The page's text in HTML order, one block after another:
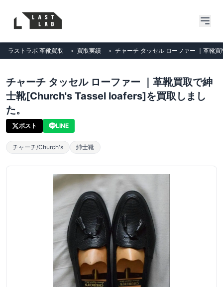
ラストラボ 革靴買取 ＞ 買取実績 ＞ チャーチ タッセル ローファー ｜革靴
チャーチ タッセル ローファー ｜革靴買取で紳
士靴[Church's Tassel loafers]を買取しまし
た。
ポスト LINE
チャーチ/Church's 紳士靴